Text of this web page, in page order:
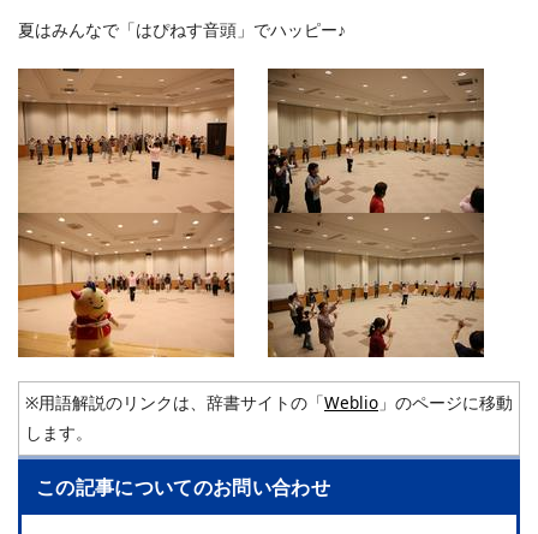
夏はみんなで「はぴねす音頭」でハッピー♪
※用語解説のリンクは、辞書サイトの「Weblio 」のページに移動
します。
この記事についてのお問い合わせ